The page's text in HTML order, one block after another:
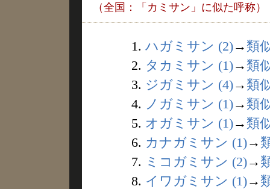
（全国：「カミサン」に似た呼称）
1. ハガミサン (2)→ 類
2. タカミサン (1)→ 類
3. ジガミサン (4)→ 類
4. ノガミサン (1)→ 類
5. オガミサン (1)→ 類
6. カナガミサン (1)→
7. ミコガミサン (2)→
8. イワガミサン (1)→